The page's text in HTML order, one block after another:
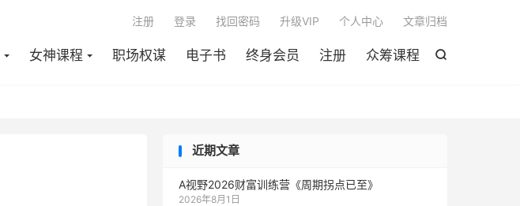

女神课程 职场权谋 电子书 终身会员 注册 众筹课程
注册 登录 找回密码 升级VIP 个人中心 文章归档
近期文章
A视野2026财富训练营《周期拐点已至》
2026年8月1日